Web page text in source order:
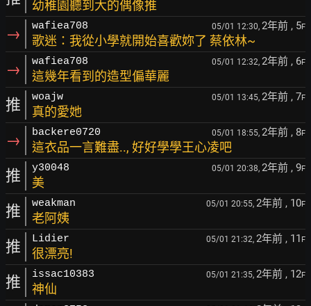
幼稚園聽到大的偶像推
→ wafiea708 05/01 12:30, 2年前 , 5F
歌迷：我從小學就開始喜歡妳了 蔡依林~
→ wafiea708 05/01 12:32, 2年前 , 6F
這幾年看到的造型偏華麗
推 woajw 05/01 13:45, 2年前 , 7F
真的愛她
→ backere0720 05/01 18:55, 2年前 , 8F
這衣品一言難盡.., 好好學學王心凌吧
推 y30048 05/01 20:38, 2年前 , 9F
美
推 weakman 05/01 20:55, 2年前 , 10F
老阿姨
推 Lidier 05/01 21:32, 2年前 , 11 F
很漂亮!
推 issac10383 05/01 21:35, 2年前 , 12F
神仙